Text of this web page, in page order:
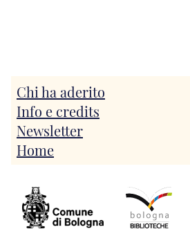
Chi ha aderito
Info e credits
Newsletter
Home